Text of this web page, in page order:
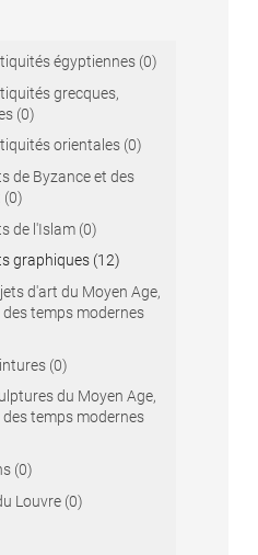
égyptiennes (0)
grecques,
(0)
orientales (0)
de Byzance et des
(0)
de l'Islam (0)
graphiques (12)
d'art du Moyen Age,
temps modernes
(0)
du Moyen Age,
temps modernes
(0)
Louvre (0)